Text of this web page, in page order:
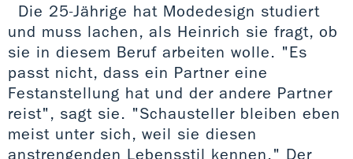
Die 25-Jährige hat Modedesign studiert
und muss lachen, als Heinrich sie fragt, ob
sie in diesem Beruf arbeiten wolle. "Es
passt nicht, dass ein Partner eine
Festanstellung hat und der andere Partner
reist", sagt sie. "Schausteller bleiben eben
meist unter sich, weil sie diesen
anstrengenden Lebensstil kennen." Der